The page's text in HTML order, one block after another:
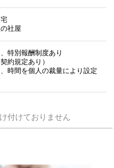
社屋
特別報酬制度あり
約規定あり）
、時間を個人の裁量により設定
付けておりません